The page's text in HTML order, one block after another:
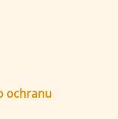
ochranu